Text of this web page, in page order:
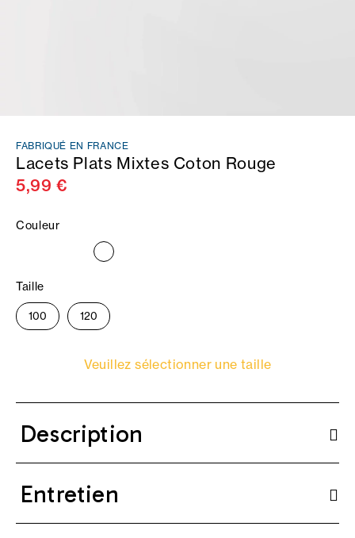
FABRIQUÉ EN FRANCE
Lacets Plats Mixtes Coton Rouge
5,99 €
Couleur
Taille
100 120
Veuillez sélectionner une taille
Description
Entretien